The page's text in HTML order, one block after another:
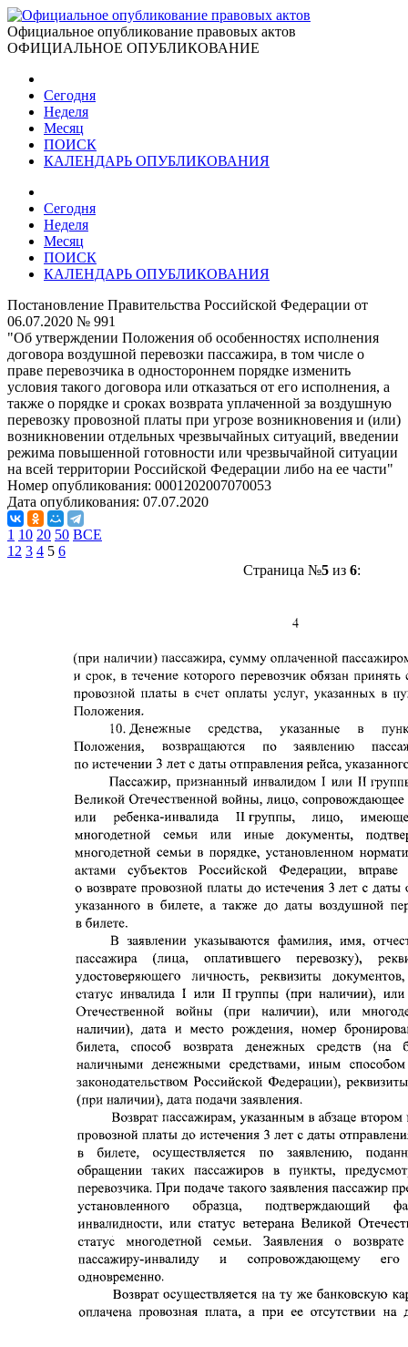
Официальное опубликование правовых актов
ОФИЦИАЛЬНОЕ ОПУБЛИКОВАНИЕ
Сегодня
Неделя
Месяц
ПОИСК
КАЛЕНДАРЬ ОПУБЛИКОВАНИЯ
Сегодня
Неделя
Месяц
ПОИСК
КАЛЕНДАРЬ ОПУБЛИКОВАНИЯ
Постановление Правительства Российской Федерации от
06.07.2020 № 991
"Об утверждении Положения об особенностях исполнения
договора воздушной перевозки пассажира, в том числе о
праве перевозчика в одностороннем порядке изменить
условия такого договора или отказаться от его исполнения, а
также о порядке и сроках возврата уплаченной за воздушную
перевозку провозной платы при угрозе возникновения и (или)
возникновении отдельных чрезвычайных ситуаций, введении
режима повышенной готовности или чрезвычайной ситуации
на всей территории Российской Федерации либо на ее части"
Номер опубликования: 0001202007070053
Дата опубликования: 07.07.2020
1 10 20 50 ВСЕ
1 2 3 4 5 6
Страница №5из 6: